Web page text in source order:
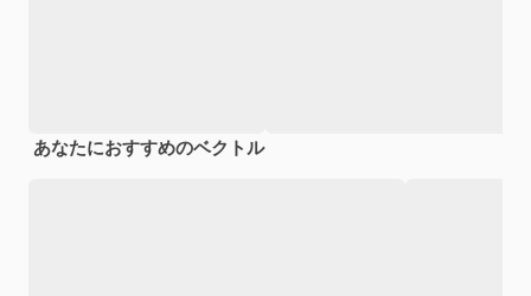
あなたにおすすめのベクトル